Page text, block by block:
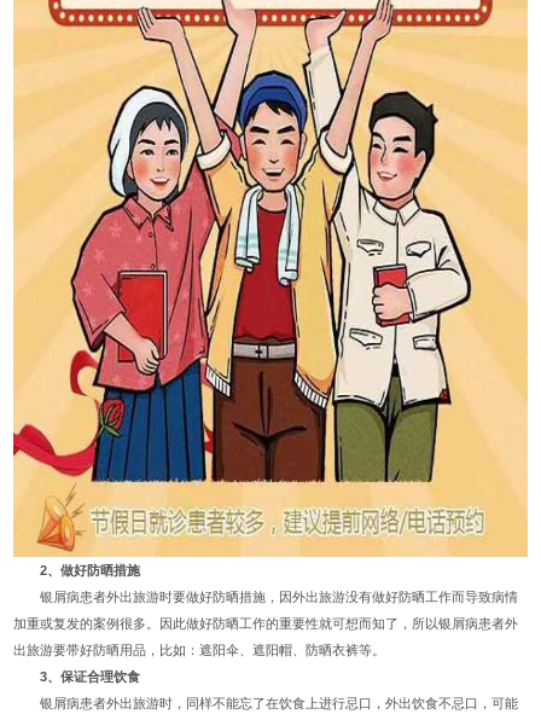
2、做好防晒措施
银屑病患者外出旅游时要做好防晒措施，因外出旅游没有做好防晒工作而导致病情
加重或复发的案例很多。因此做好防晒工作的重要性就可想而知了，所以银屑病患者外
出旅游要带好防晒用品，比如：遮阳伞、遮阳帽、防晒衣裤等。
3、保证合理饮食
银屑病患者外出旅游时，同样不能忘了在饮食上进行忌口，外出饮食不忌口，可能